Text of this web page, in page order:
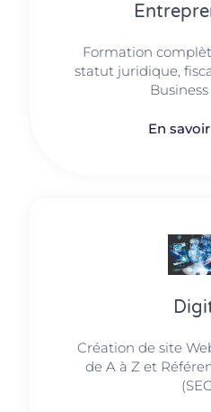
Formation
statut juridique,
Business
En
Création de site
de A à Z et